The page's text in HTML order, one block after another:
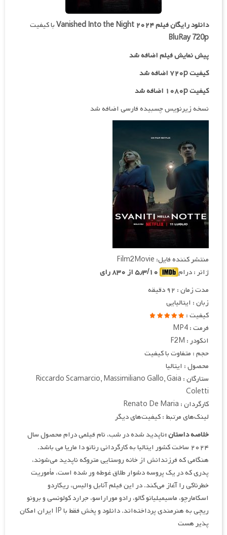
دانلود رایگان فیلمVanished Into the Night ۲۰۲۴با کیفیت
BluRay 720p
پیش نمایش فیلم اضافه شد
کیفیت ۷۲۰p اضافه شد
کیفیت ۱۰۸۰p اضافه شد
نسخه زیرنویس چسبیده فارسی اضافه شد
منتشر کننده فایل: Film2Movie
ژانر : درام
مدت زمان : ۹۲ دقیقه
زبان : ایتالیایی
کیفیت :
فرمت : MP4
انکودر : F2M
حجم : متفاوت با کیفیت
محصول : ایتالیا
ستارگان : Riccardo Scamarcio, Massimiliano Gallo, Gaia
Coletti
کارگردان : Renato De Maria
لینک‌های مرتبط : کیفیت‌های دیگر
خلاصه داستان :ناپدید شده در شب، نام فیلمی درام محصول سال
۲۰۲۴ ساخت کشور ایتالیا به کارگردانی رناتو دا ماریا می باشد.
هنگامی که فرزندانش از خانه روستایی متروکه ناپدید می‌شوند،
پدری که در یک پروسه دشوار طلاق غوطه ور شده است، مأموریت
خطرناکی را آغاز می‌کند. در این فیلم آنابل والیس، ریکاردو
اسکامارچو، ماسیمیلیانو گالو، رادو موراراسو، جرارد کولونسی و برونو
ریچی به هنرمندی پرداخته‌اند. دانلود و پخش فقط با IP ایران امکان
پذیر هست